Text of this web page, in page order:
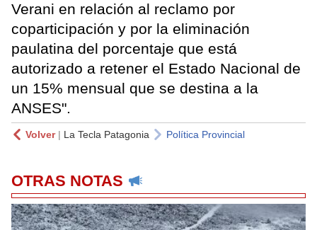
Verani en relación al reclamo por
coparticipación y por la eliminación
paulatina del porcentaje que está
autorizado a retener el Estado Nacional de
un 15% mensual que se destina a la
ANSES".
Volver| La Tecla Patagonia Política Provincial
OTRAS NOTAS